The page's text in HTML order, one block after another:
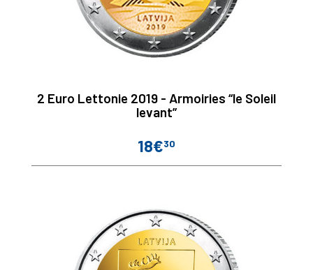
2 Euro Lettonie 2019 - Armoiries “le Soleil
levant”
Prix
18€30